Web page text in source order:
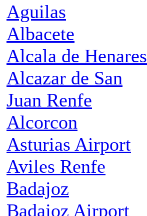
Aguilas
Albacete
Alcala de Henares
Alcazar de San
Juan Renfe
Alcorcon
Asturias Airport
Aviles Renfe
Badajoz
Badajoz Airport